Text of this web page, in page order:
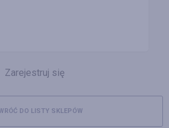
Zarejestruj się
DO LISTY SKLEPÓW